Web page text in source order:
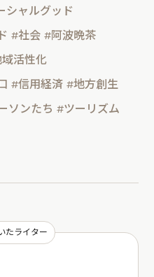
シャルグッド
#社会 #阿波晩茶
活性化
#信用経済 #地方創生
ソンたち #ツーリズム
たライター